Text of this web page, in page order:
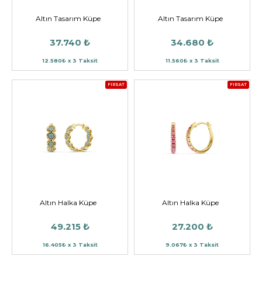
Altın Tasarım Küpe
37.740 ₺
12.580₺ x 3 Taksit
Altın Tasarım Küpe
34.680 ₺
11.560₺ x 3 Taksit
FIRSAT
Altın Halka Küpe
49.215 ₺
16.405₺ x 3 Taksit
FIRSAT
Altın Halka Küpe
27.200 ₺
9.067₺ x 3 Taksit